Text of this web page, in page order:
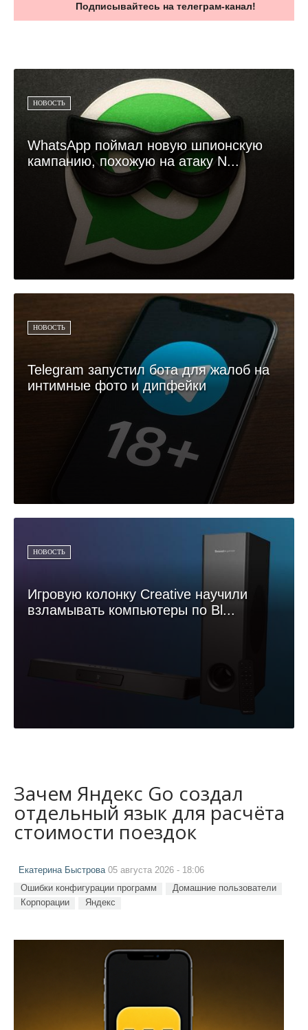
Подписывайтесь на телеграм-канал!
НОВОСТЬ
WhatsApp поймал новую шпионскую
кампанию, похожую на атаку N...
НОВОСТЬ
Telegram запустил бота для жалоб на
интимные фото и дипфейки
НОВОСТЬ
Игровую колонку Creative научили
взламывать компьютеры по Bl...
Зачем Яндекс Go создал
отдельный язык для расчёта
стоимости поездок
Екатерина Быстрова 05 августа 2026 - 18:06
Ошибки конфигурации программ
Домашние пользователи
Корпорации
Яндекс